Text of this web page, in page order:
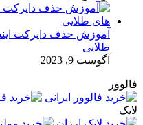
آموزش حذف دایرکت
طلایی
آگوست 9, 2023
فالوور
لایک